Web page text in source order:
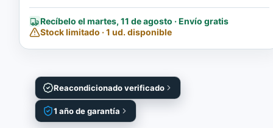
Reacondicionado verificado
1 año de garantía
Recíbelo el martes, 11 de agosto · Envío gratis
Stock limitado · 1 ud. disponible